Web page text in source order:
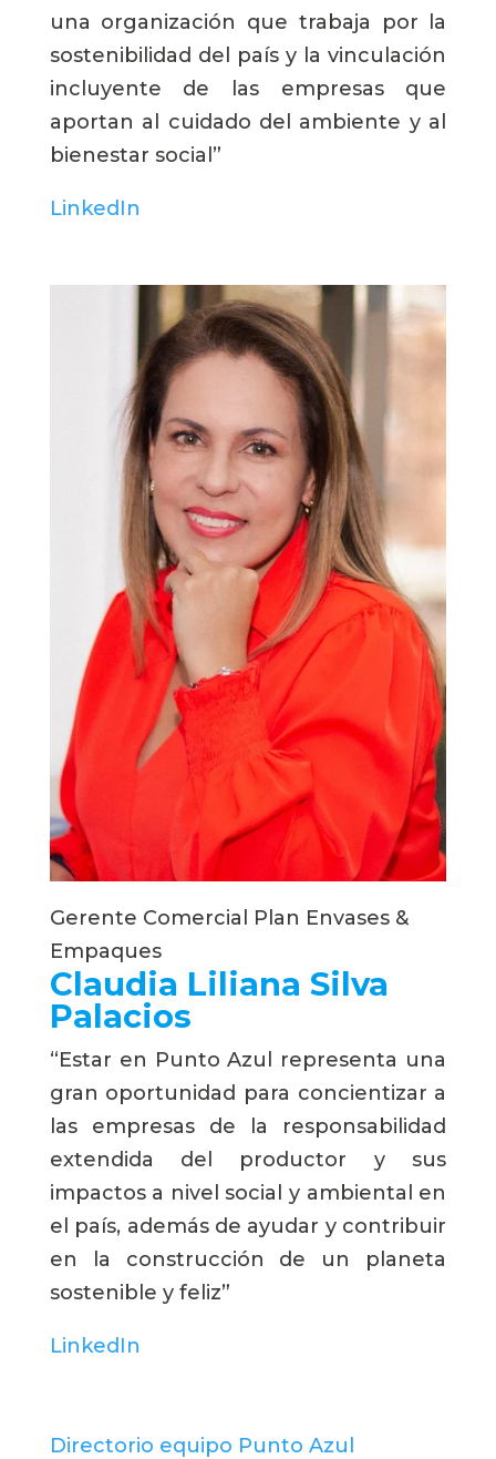
una organización que trabaja por la
sostenibilidad del país y la vinculación
incluyente de las empresas que
aportan al cuidado del ambiente y al
bienestar social”
LinkedIn
Gerente Comercial Plan Envases &
Empaques
Claudia Liliana Silva
Palacios
“Estar en Punto Azul representa una
gran oportunidad para concientizar a
las empresas de la responsabilidad
extendida del productor y sus
impactos a nivel social y ambiental en
el país, además de ayudar y contribuir
en la construcción de un planeta
sostenible y feliz”
LinkedIn
Directorio equipo Punto Azul